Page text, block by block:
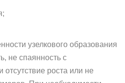
узелкового образования
не спаянность с
роста или не